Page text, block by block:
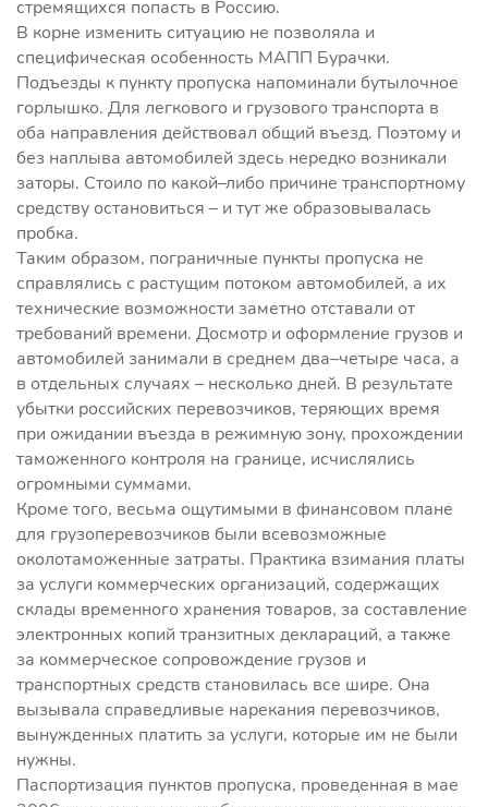
стремящихся попасть в Россию.
В корне изменить ситуацию не позволяла и
специфическая особенность МАПП Бурачки.
Подъезды к пункту пропуска напоминали бутылочное
горлышко. Для легкового и грузового транспорта в
оба направления действовал общий въезд. Поэтому и
без наплыва автомобилей здесь нередко возникали
заторы. Стоило по какой–либо причине транспортному
средству остановиться – и тут же образовывалась
пробка.
Таким образом, пограничные пункты пропуска не
справлялись с растущим потоком автомобилей, а их
технические возможности заметно отставали от
требований времени. Досмотр и оформление грузов и
автомобилей занимали в среднем два–четыре часа, а
в отдельных случаях – несколько дней. В результате
убытки российских перевозчиков, теряющих время
при ожидании въезда в режимную зону, прохождении
таможенного контроля на границе, исчислялись
огромными суммами.
Кроме того, весьма ощутимыми в финансовом плане
для грузоперевозчиков были всевозможные
околотаможенные затраты. Практика взимания платы
за услуги коммерческих организаций, содержащих
склады временного хранения товаров, за составление
электронных копий транзитных деклараций, а также
за коммерческое сопровождение грузов и
транспортных средств становилась все шире. Она
вызывала справедливые нарекания перевозчиков,
вынужденных платить за услуги, которые им не были
нужны.
Паспортизация пунктов пропуска, проведенная в мае